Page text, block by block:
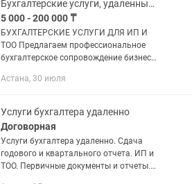
Бухгалтерские услуги, удаленный бухгалтер
5 000 - 200 000 ₸
БУХГАЛТЕРСКИЕ УСЛУГИ ДЛЯ ИП И
ТОО Предлагаем профессиональное
бухгалтерское сопровождение бизнеса
любой формы налогообложения. Наши
Астана, 30 июля
Услуги бухгалтера удаленно
Договорная
Услуги бухгалтера удаленно. Сдача
годового и квартального отчета. ИП и
ТОО. Первичные документы и отчеты.